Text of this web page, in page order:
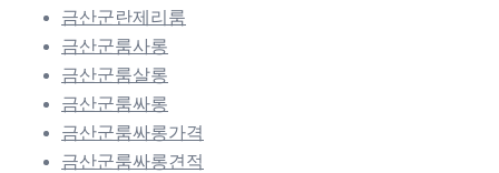
금산군란제리룸
금산군룸사롱
금산군룸살롱
금산군룸싸롱
금산군룸싸롱가격
금산군룸싸롱견적